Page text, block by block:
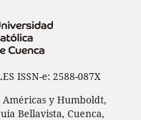
ISSN-e: 2588-087X
Américas y Humboldt,
Bellavista, Cuenca,